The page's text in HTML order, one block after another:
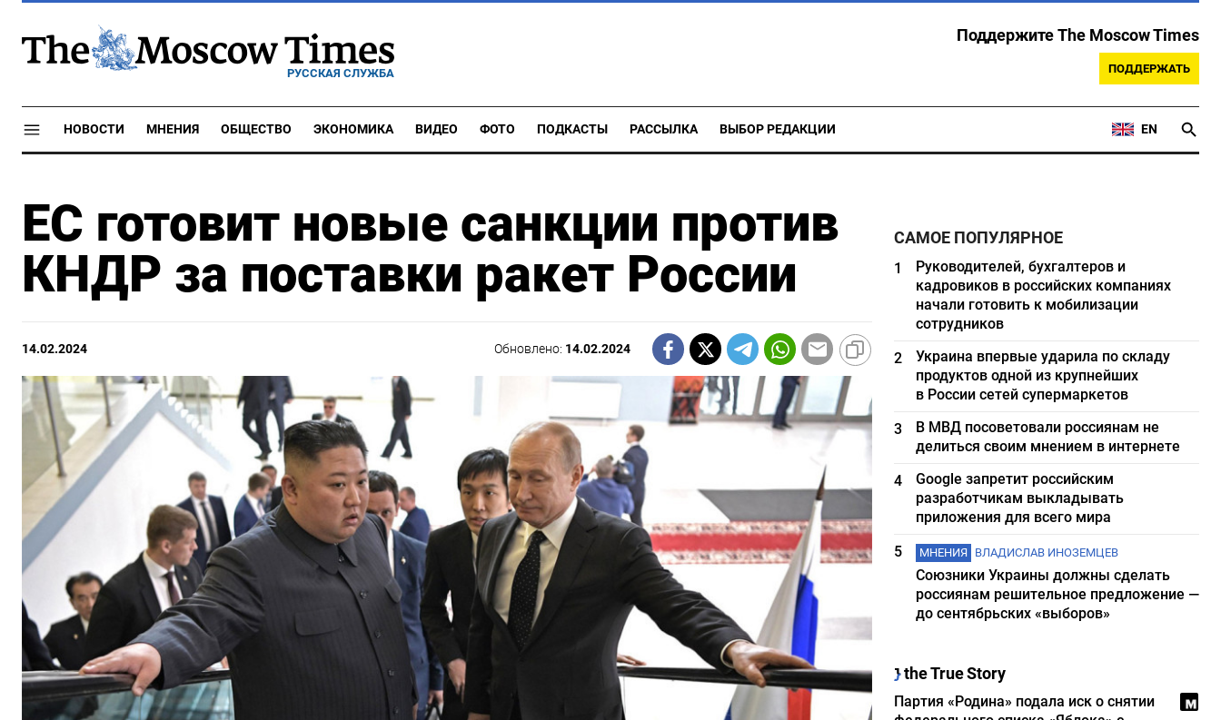
РУССКАЯ СЛУЖБА
Поддержите The Moscow Times
ПОДДЕРЖАТЬ
НОВОСТИ МНЕНИЯ ОБЩЕСТВО ЭКОНОМИКА ВИДЕО ФОТО ПОДКАСТЫ РАССЫЛКА ВЫБОР РЕДАКЦИИ EN
ЕС готовит новые санкции против
КНДР за поставки ракет России
14.02.2024 Обновлено: 14.02.2024
САМОЕ ПОПУЛЯРНОЕ
1
Руководителей, бухгалтеров и
кадровиков в российских компаниях
начали готовить к мобилизации
сотрудников
2
Украина впервые ударила по складу
продуктов одной из крупнейших
в России сетей супермаркетов
3
В МВД посоветовали россиянам не
делиться своим мнением в интернете
4
Google запретит российским
разработчикам выкладывать
приложения для всего мира
5
МНЕНИЯ ВЛАДИСЛАВ ИНОЗЕМЦЕВ
Союзники Украины должны сделать
россиянам решительное предложение —
до сентябрьских «выборов»